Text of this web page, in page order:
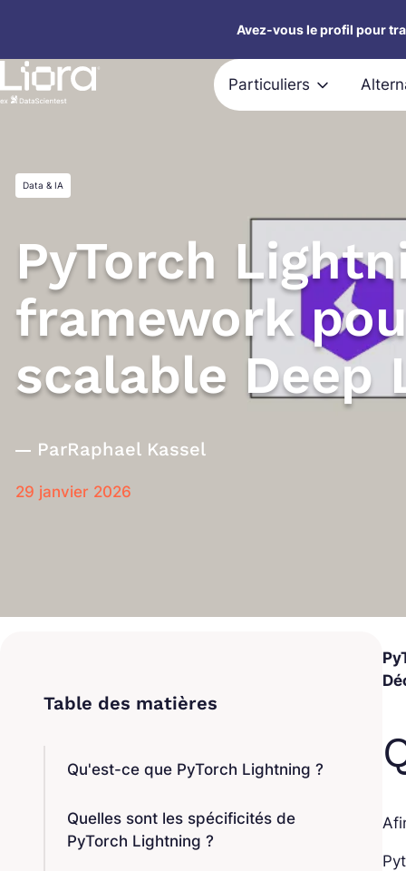
contenu
Avez-vous le profil pour
Particuliers
Data & IA
PyTorch
framework
scalable Deep
ParRaphael Kassel
29 janvier 2026
Qu'est-ce que PyTorch Lightning ?
Quelles sont les spécificités de
PyTorch Lightning ?